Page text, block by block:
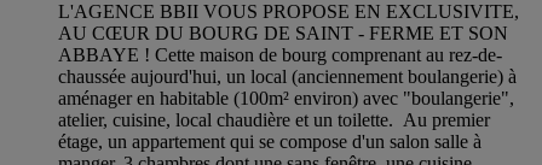
L'AGENCE BBII VOUS PROPOSE EN EXCLUSIVITE,
AU CŒUR DU BOURG DE SAINT - FERME ET SON
ABBAYE ! Cette maison de bourg comprenant au rez-de-
chaussée aujourd'hui, un local (anciennement boulangerie) à
aménager en habitable (100m² environ) avec "boulangerie",
atelier, cuisine, local chaudière et un toilette. Au premier
étage, un appartement qui se compose d'un salon salle à